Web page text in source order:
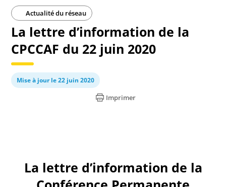
Actualité du réseau
La lettre d’information de la
CPCCAF du 22 juin 2020
Mise à jour le 22 juin 2020
Imprimer
La lettre d’information de la